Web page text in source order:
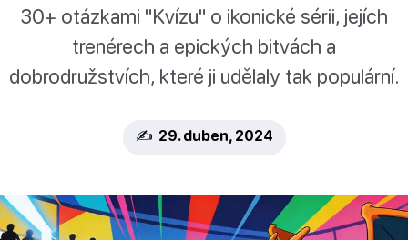
30+ otázkami "Kvízu" o ikonické sérii, jejích
trenérech a epických bitvách a
dobrodružstvích, které ji udělaly tak populární.
✍️ 29. duben, 2024